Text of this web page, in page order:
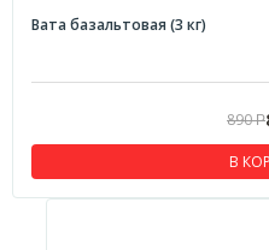
Вата базальтовая (3 кг)
890Р
В